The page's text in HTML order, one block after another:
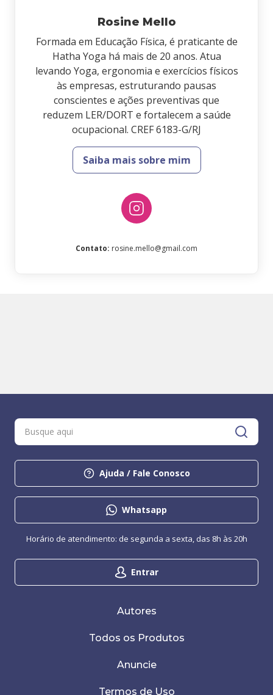
Rosine Mello
Formada em Educação Física, é praticante de
Hatha Yoga há mais de 20 anos. Atua
levando Yoga, ergonomia e exercícios físicos
às empresas, estruturando pausas
conscientes e ações preventivas que
reduzem LER/DORT e fortalecem a saúde
ocupacional. CREF 6183-G/RJ
Saiba mais sobre mim
Contato: rosine.mello@gmail.com
Ajuda / Fale Conosco
Whatsapp
Entrar
Horário de atendimento: de segunda a sexta, das 8h às 20h
Autores
Todos os Produtos
Anuncie
Termos de Uso